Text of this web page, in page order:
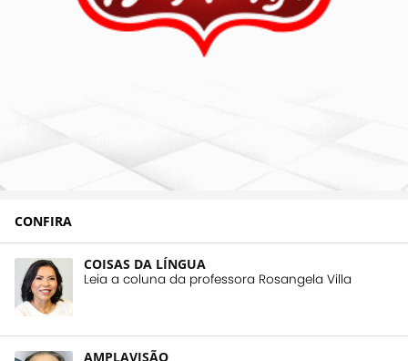
CONFIRA
COISAS DA LÍNGUA
Leia a coluna da professora Rosangela Villa
AMPLAVISÃO